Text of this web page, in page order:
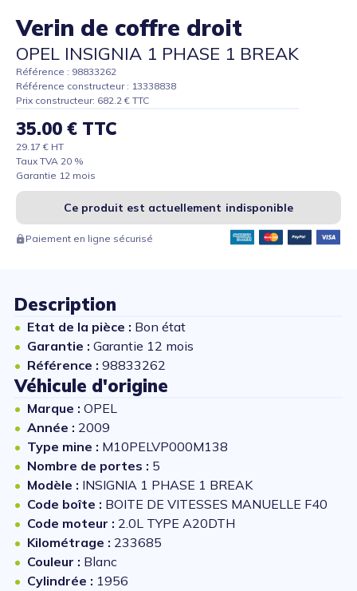
Verin de coffre droit
OPEL INSIGNIA 1 PHASE 1 BREAK
Référence : 98833262
Référence constructeur : 13338838
Prix constructeur: 682.2 € TTC
35.00 € TTC
29.17 € HT
Taux TVA 20 %
Garantie 12 mois
Ce produit est actuellement indisponible
Paiement en ligne sécurisé
Description
Etat de la pièce : Bon état
Garantie : Garantie 12 mois
Référence : 98833262
Véhicule d'origine
Marque : OPEL
Année : 2009
Type mine : M10PELVP000M138
Nombre de portes : 5
Modèle : INSIGNIA 1 PHASE 1 BREAK
Code boîte : BOITE DE VITESSES MANUELLE F40
Code moteur : 2.0L TYPE A20DTH
Kilométrage : 233685
Couleur : Blanc
Cylindrée : 1956